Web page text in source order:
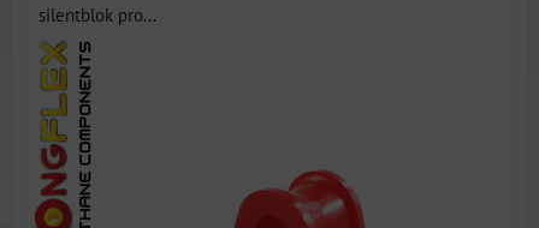
silentblok pro...